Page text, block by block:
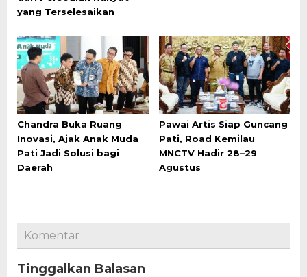
yang Terselesaikan
Chandra Buka Ruang
Inovasi, Ajak Anak Muda
Pati Jadi Solusi bagi
Daerah
Pawai Artis Siap Guncang
Pati, Road Kemilau
MNCTV Hadir 28–29
Agustus
Komentar
Tinggalkan Balasan